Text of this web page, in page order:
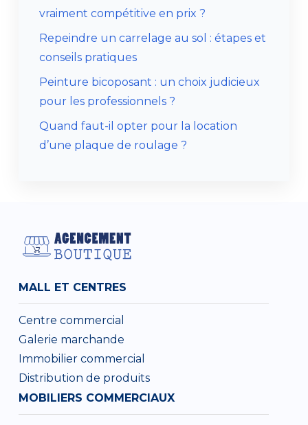
vraiment compétitive en prix ?
Repeindre un carrelage au sol : étapes et
conseils pratiques
Peinture bicoposant : un choix judicieux
pour les professionnels ?
Quand faut-il opter pour la location
d’une plaque de roulage ?
MALL ET CENTRES
Centre commercial
Galerie marchande
Immobilier commercial
Distribution de produits
MOBILIERS COMMERCIAUX